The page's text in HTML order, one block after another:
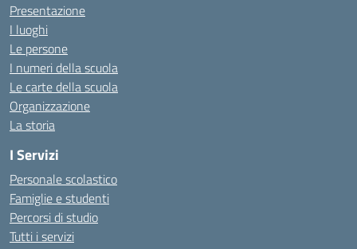
Presentazione
I luoghi
Le persone
I numeri della scuola
Le carte della scuola
Organizzazione
La storia
I Servizi
Personale scolastico
Famiglie e studenti
Percorsi di studio
Tutti i servizi